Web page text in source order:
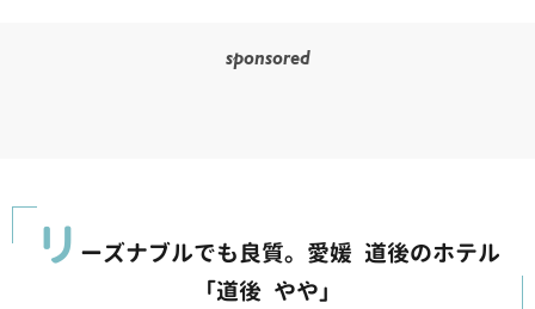
sponsored
リ ーズナブルでも良質。愛媛 道後のホテル
「道後 やや」